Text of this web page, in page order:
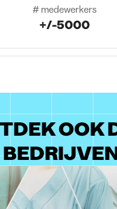
# medewerkers
+/-5000
OOK